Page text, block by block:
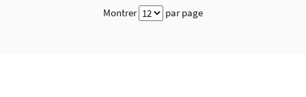
Montrer par page